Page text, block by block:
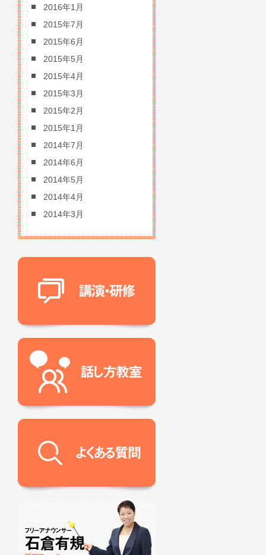
2016年1月
2015年7月
2015年6月
2015年5月
2015年4月
2015年3月
2015年2月
2015年1月
2014年7月
2014年6月
2014年5月
2014年4月
2014年3月